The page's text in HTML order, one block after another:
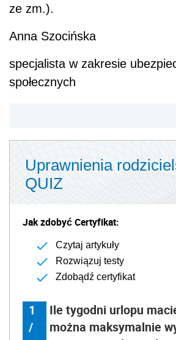
ze zm.).
Anna Szocińska
specjalista w zakresie
społecznych
Uprawnienia
QUIZ
Jak zdobyć Certyfikat:
Czytaj artykuły
Rozwiązuj testy
Zdobądź certyfikat
1
/
Ile tygodni urlopu
można maksymalnie